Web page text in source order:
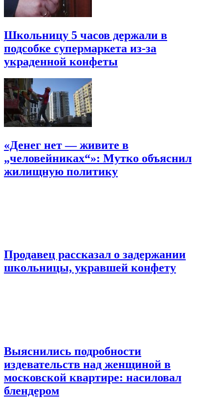
Школьницу 5 часов держали в
подсобке супермаркета из-за
украденной конфеты
«Денег нет — живите в
„человейниках“»: Мутко объяснил
жилищную политику
Продавец рассказал о задержании
школьницы, укравшей конфету
Выяснились подробности
издевательств над женщиной в
московской квартире: насиловал
блендером